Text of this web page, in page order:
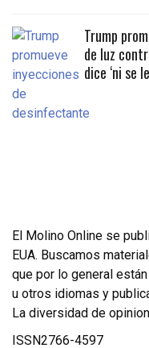
Trump
de luz
dice ‘ni se
El Molino Online se
EUA. Buscamos
que por lo general
u otros idiomas y
La diversidad de
ISSN2766-4597